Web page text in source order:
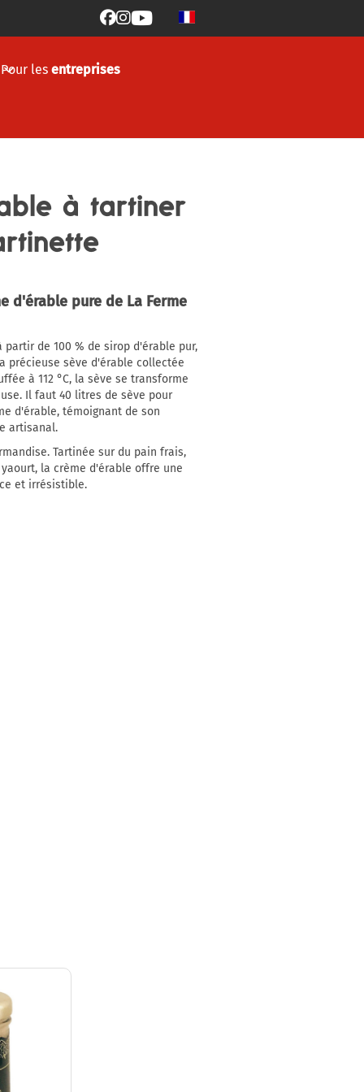

Pour les entreprises
à tartiner
d'érable pure de La Ferme
de 100 % de sirop d'érable pur,
précieuse sève d'érable collectée
à 112 °C, la sève se transforme
Il faut 40 litres de sève pour
d'érable, témoignant de son
artisanal.
Tartinée sur du pain frais,
la crème d'érable offre une
et irrésistible.